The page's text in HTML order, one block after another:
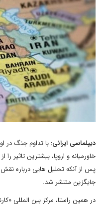
دیپلماسی ایرانی: با تداوم جنگ در
خاورمیانه و اروپا، بیشترین تاثیر
پس از آنکه تحلیل هایی درباره
جایگزین منتشر شد.
در همین راستا، مرکز بین المللی